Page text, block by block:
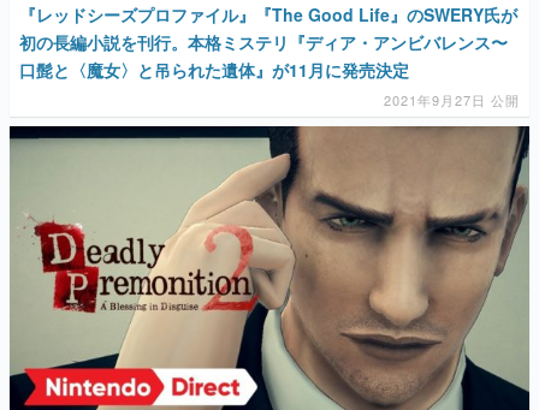
その他
運営：株式会社マレ
『レッドシーズプロファイル』『The Good Life』のSWERY氏が
初の長編小説を刊行。本格ミステリ『ディア・アンビバレンス〜
口髭と〈魔女〉と吊られた遺体』が11月に発売決定
2021年9月27日 公開